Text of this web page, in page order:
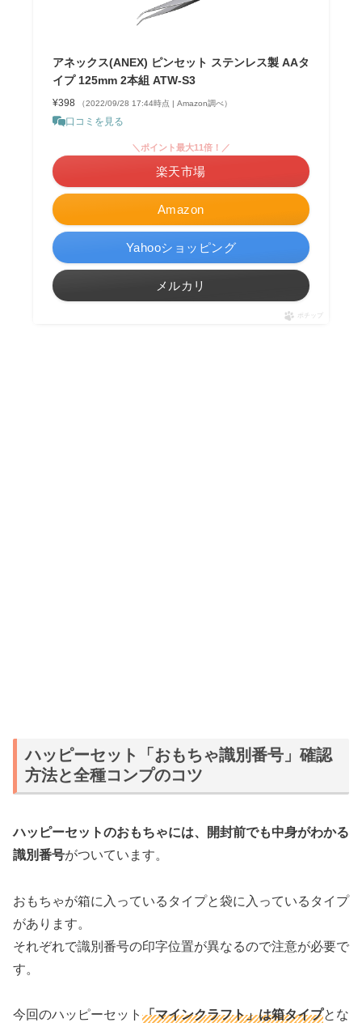
アネックス(ANEX) ピンセット ステンレス製 AAタ
イプ 125mm 2本組 ATW-S3
¥398 （2022/09/28 17:44時点 | Amazon調べ）
口コミを見る
Amazon
＼ポイント最大11倍！／
楽天市場
Yahooショッピング
メルカリ
ポチップ
ハッピーセット「おもちゃ識別番号」確認
方法と全種コンプのコツ
ハッピーセットのおもちゃには、開封前でも中身がわかる
識別番号がついています。
おもちゃが箱に入っているタイプと袋に入っているタイプ
があります。
それぞれで識別番号の印字位置が異なるので注意が必要で
す。
今回のハッピーセット 「マインクラフト」は箱タイプとな